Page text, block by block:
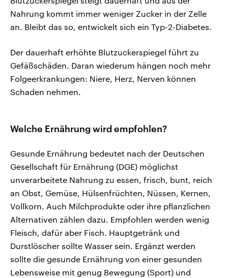
Nahrung kommt immer weniger Zucker in der Zelle
an. Bleibt das so, entwickelt sich ein Typ-2-Diabetes.
Der dauerhaft erhöhte Blutzuckerspiegel führt zu
Gefäßschäden. Daran wiederum hängen noch mehr
Folgeerkrankungen: Niere, Herz, Nerven können
Schaden nehmen.
Welche Ernährung wird empfohlen?
Gesunde Ernährung bedeutet nach der Deutschen
Gesellschaft für Ernährung (DGE) möglichst
unverarbeitete Nahrung zu essen, frisch, bunt, reich
an Obst, Gemüse, Hülsenfrüchten, Nüssen, Kernen,
Vollkorn. Auch Milchprodukte oder ihre pflanzlichen
Alternativen zählen dazu. Empfohlen werden wenig
Fleisch, dafür aber Fisch. Hauptgetränk und
Durstlöscher sollte Wasser sein. Ergänzt werden
sollte die gesunde Ernährung von einer gesunden
Lebensweise mit genug Bewegung (Sport) und